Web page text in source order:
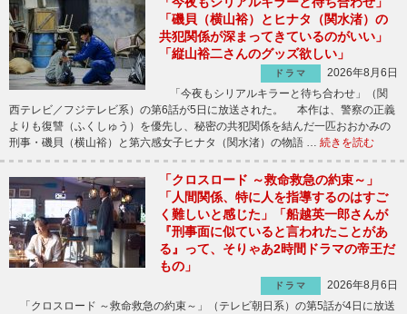
「磯貝（横山裕）とヒナタ（関水渚）の
共犯関係が深まってきているのがいい」
「縦山裕二さんのグッズ欲しい」
ドラマ
2026年8月6日
「今夜もシリアルキラーと待ち合わせ」（関
西テレビ／フジテレビ系）の第6話が5日に放送された。 本作は、警察の正義
よりも復讐（ふくしゅう）を優先し、秘密の共犯関係を結んだ一匹おおかみの
刑事・磯貝（横山裕）と第六感女子ヒナタ（関水渚）の物語 … 続きを読む
「クロスロード ～救命救急の約束～」
「人間関係、特に人を指導するのはすご
く難しいと感じた」「船越英一郎さんが
『刑事面に似ていると言われたことがあ
る』って、そりゃあ2時間ドラマの帝王だ
もの」
ドラマ
2026年8月6日
「クロスロード ～救命救急の約束～」（テレビ朝日系）の第5話が4日に放送